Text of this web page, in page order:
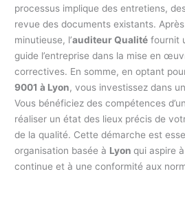
processus implique des entretiens,
revue des documents existants.
minutieuse, l’auditeur Qualité fournit
guide l’entreprise dans la mise en
correctives. En somme, en optant
9001 à Lyon, vous investissez dans
Vous bénéficiez des compétences
réaliser un état des lieux précis de
de la qualité. Cette démarche est
organisation basée à Lyonqui aspire
continue et à une conformité aux